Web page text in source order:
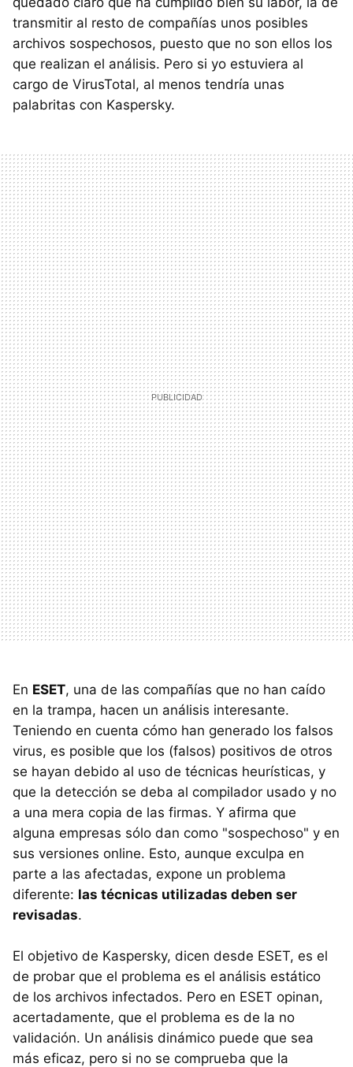
transmitir al resto de compañías unos posibles
archivos sospechosos, puesto que no son ellos los
que realizan el análisis. Pero si yo estuviera al
cargo de VirusTotal, al menos tendría unas
palabritas con Kaspersky.
En ESET, una de las compañías que no han caído
en la trampa, hacen un análisis interesante.
Teniendo en cuenta cómo han generado los falsos
virus, es posible que los (falsos) positivos de otros
se hayan debido al uso de técnicas heurísticas, y
que la detección se deba al compilador usado y no
a una mera copia de las firmas. Y afirma que
alguna empresas sólo dan como "sospechoso" y en
sus versiones online. Esto, aunque exculpa en
parte a las afectadas, expone un problema
diferente: las técnicas utilizadas deben ser
revisadas.
El objetivo de Kaspersky, dicen desde ESET, es el
de probar que el problema es el análisis estático
de los archivos infectados. Pero en ESET opinan,
acertadamente, que el problema es de la no
validación. Un análisis dinámico puede que sea
más eficaz, pero si no se comprueba que la